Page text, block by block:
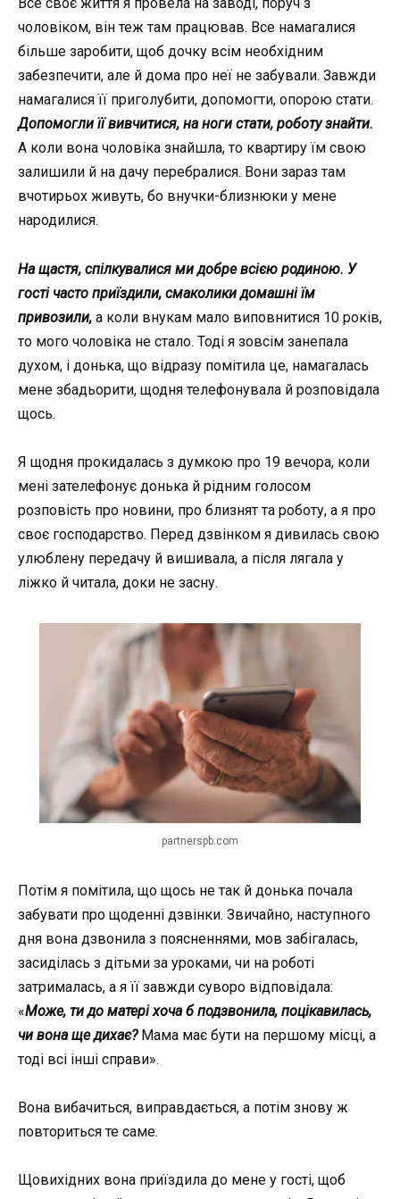
Все своє життя я провела на заводі, поруч з
чоловіком, він теж там працював. Все намагалися
більше заробити, щоб дочку всім необхідним
забезпечити, але й дома про неї не забували. Завжди
намагалися її приголубити, допомогти, опорою стати.
Допомогли її вивчитися, на ноги стати, роботу знайти.
А коли вона чоловіка знайшла, то квартиру їм свою
залишили й на дачу перебралися. Вони зараз там
вчотирьох живуть, бо внучки-близнюки у мене
народилися.
На щастя, спілкувалися ми добре всією родиною. У
гості часто приїздили, смаколики домашні їм
привозили, а коли внукам мало виповнитися 10 років,
то мого чоловіка не стало. Тоді я зовсім занепала
духом, і донька, що відразу помітила це, намагалась
мене збадьорити, щодня телефонувала й розповідала
щось.
Я щодня прокидалась з думкою про 19 вечора, коли
мені зателефонує донька й рідним голосом
розповість про новини, про близнят та роботу, а я про
своє господарство. Перед дзвінком я дивилась свою
улюблену передачу й вишивала, а після лягала у
ліжко й читала, доки не засну.
partnerspb.com
Потім я помітила, що щось не так й донька почала
забувати про щоденні дзвінки. Звичайно, наступного
дня вона дзвонила з поясненнями, мов забігалась,
засиділась з дітьми за уроками, чи на роботі
затрималась, а я її завжди суворо відповідала:
«Може, ти до матері хоча б подзвонила, поцікавилась,
чи вона ще дихає?Мама має бути на першому місці, а
тоді всі інші справи».
Вона вибачиться, виправдається, а потім знову ж
повториться те саме.
Щовихідних вона приїздила до мене у гості, щоб